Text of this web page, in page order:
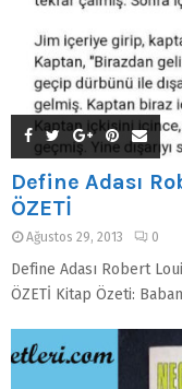
Define Adası
ÖZETİ
Ağustos 29, 2013 0
Define Adası Robert
ÖZETİ Kitap Özeti: